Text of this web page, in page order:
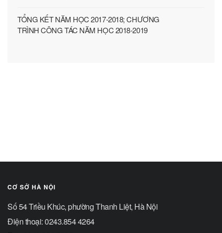
TỔNG KẾT NĂM HỌC 2017-2018; CHƯƠNG
TRÌNH CÔNG TÁC NĂM HỌC 2018-2019
CƠ SỞ HÀ NỘI
Số 54 Triều Khúc, phường Thanh Liệt, Hà Nội
Điện thoại: 0243.854 4264